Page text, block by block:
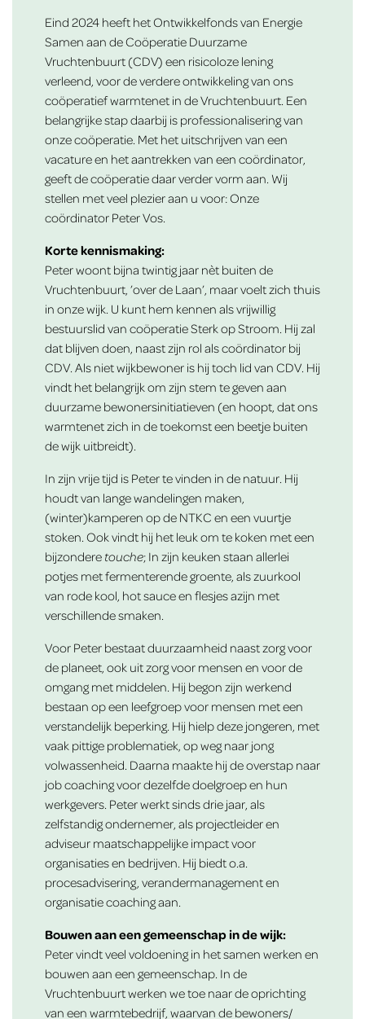
Eind 2024 heeft het Ontwikkelfonds van Energie
Samen aan de Coöperatie Duurzame
Vruchtenbuurt (CDV) een risicoloze lening
verleend, voor de verdere ontwikkeling van ons
coöperatief warmtenet in de Vruchtenbuurt. Een
belangrijke stap daarbij is professionalisering van
onze coöperatie. Met het uitschrijven van een
vacature en het aantrekken van een coördinator,
geeft de coöperatie daar verder vorm aan. Wij
stellen met veel plezier aan u voor: Onze
coördinator Peter Vos.
Korte kennismaking:
Peter woont bijna twintig jaar nèt buiten de
Vruchtenbuurt, ’over de Laan’, maar voelt zich thuis
in onze wijk. U kunt hem kennen als vrijwillig
bestuurslid van coöperatie Sterk op Stroom. Hij zal
dat blijven doen, naast zijn rol als coördinator bij
CDV. Als niet wijkbewoner is hij toch lid van CDV. Hij
vindt het belangrijk om zijn stem te geven aan
duurzame bewonersinitiatieven (en hoopt, dat ons
warmtenet zich in de toekomst een beetje buiten
de wijk uitbreidt).
In zijn vrije tijd is Peter te vinden in de natuur. Hij
houdt van lange wandelingen maken,
(winter)kamperen op de NTKC en een vuurtje
stoken. Ook vindt hij het leuk om te koken met een
bijzondere touche; In zijn keuken staan allerlei
potjes met fermenterende groente, als zuurkool
van rode kool, hot sauce en flesjes azijn met
verschillende smaken.
Voor Peter bestaat duurzaamheid naast zorg voor
de planeet, ook uit zorg voor mensen en voor de
omgang met middelen. Hij begon zijn werkend
bestaan op een leefgroep voor mensen met een
verstandelijk beperking. Hij hielp deze jongeren, met
vaak pittige problematiek, op weg naar jong
volwassenheid. Daarna maakte hij de overstap naar
job coaching voor dezelfde doelgroep en hun
werkgevers. Peter werkt sinds drie jaar, als
zelfstandig ondernemer, als projectleider en
adviseur maatschappelijke impact voor
organisaties en bedrijven. Hij biedt o.a.
procesadvisering, verandermanagement en
organisatie coaching aan.
Bouwen aan een gemeenschap in de wijk:
Peter vindt veel voldoening in het samen werken en
bouwen aan een gemeenschap. In de
Vruchtenbuurt werken we toe naar de oprichting
van een warmtebedrijf, waarvan de bewoners/